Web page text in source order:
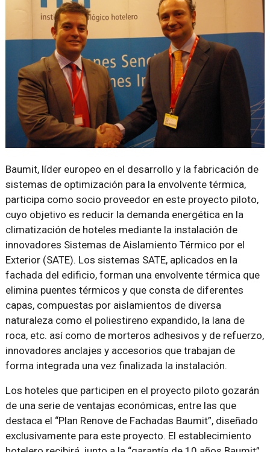
Baumit, líder europeo en el desarrollo y la fabricación de
sistemas de optimización para la envolvente térmica,
participa como socio proveedor en este proyecto piloto,
cuyo objetivo es reducir la demanda energética en la
climatización de hoteles mediante la instalación de
innovadores Sistemas de Aislamiento Térmico por el
Exterior (SATE). Los sistemas SATE, aplicados en la
fachada del edificio, forman una envolvente térmica que
elimina puentes térmicos y que consta de diferentes
capas, compuestas por aislamientos de diversa
naturaleza como el poliestireno expandido, la lana de
roca, etc. así como de morteros adhesivos y de refuerzo,
innovadores anclajes y accesorios que trabajan de
forma integrada una vez finalizada la instalación.
Los hoteles que participen en el proyecto piloto gozarán
de una serie de ventajas económicas, entre las que
destaca el “Plan Renove de Fachadas Baumit”, diseñado
exclusivamente para este proyecto. El establecimiento